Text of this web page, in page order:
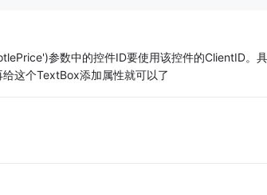
参数中的控件ID要使用该控件的ClientID。
这个TextBox添加属性就可以了